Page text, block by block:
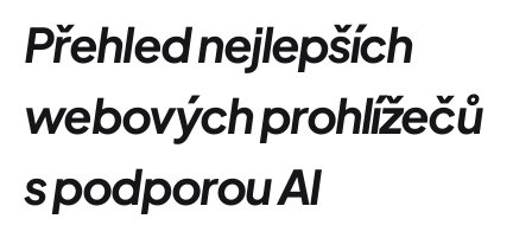
Přehled nejlepších
webových prohlížečů
s podporou AI